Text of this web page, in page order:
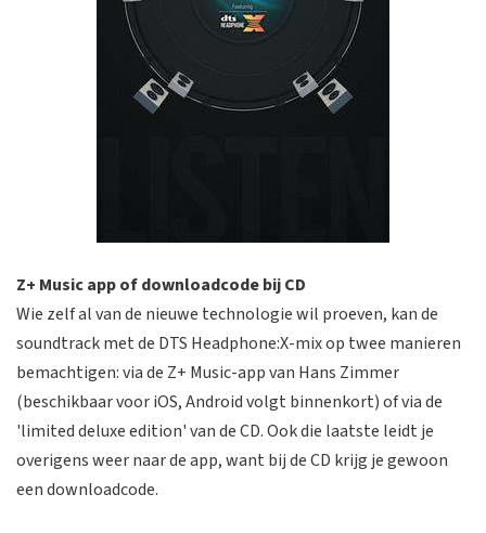
Z+ Music app of downloadcode bij CD
Wie zelf al van de nieuwe technologie wil proeven, kan de
soundtrack met de DTS Headphone:X-mix op twee manieren
bemachtigen: via de Z+ Music-app van Hans Zimmer
(beschikbaar voor iOS, Android volgt binnenkort) of via de
'limited deluxe edition' van de CD. Ook die laatste leidt je
overigens weer naar de app, want bij de CD krijg je gewoon
een downloadcode.